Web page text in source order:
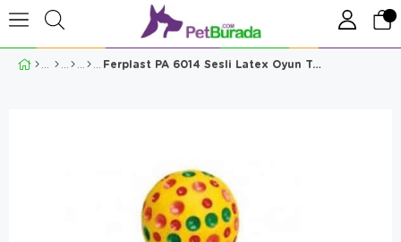
Ferplast PA 6014 Sesli Latex Oyun Topu Köpek Oyuncağı Large 10 Cm